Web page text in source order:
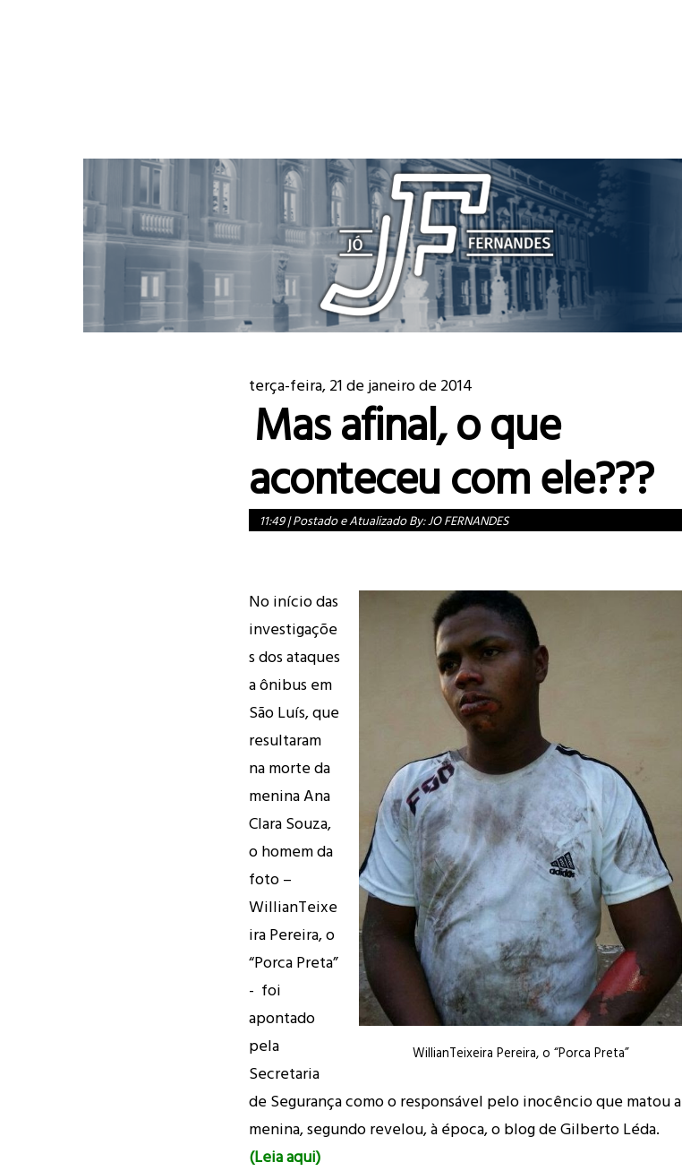
terça-feira, 21 de janeiro de 2014
Mas afinal, o que
aconteceu com ele???
11:49|Postado e Atualizado By:JO FERNANDES
WillianTeixeira Pereira, o “Porca Preta”
No início das
investigaçõe
s dos ataques
a ônibus em
São Luís, que
resultaram
na morte da
menina Ana
Clara Souza,
o homem da
foto –
WillianTeixe
ira Pereira, o
“Porca Preta”
- foi
apontado
pela
Secretaria
de Segurança como o responsável pelo inocêncio que matou a
menina, segundo revelou, à época, o blog de Gilberto Léda.
(Leia aqui)